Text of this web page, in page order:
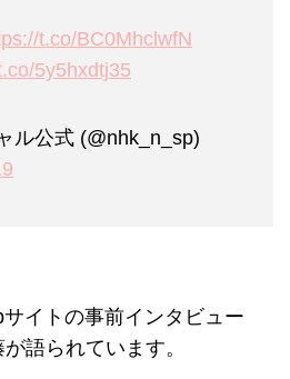
t.co/BC0MhclwfN
5y5hxdtj35
ル公式 (@nhk_n_sp)
イトの事前インタビュー
語られています。